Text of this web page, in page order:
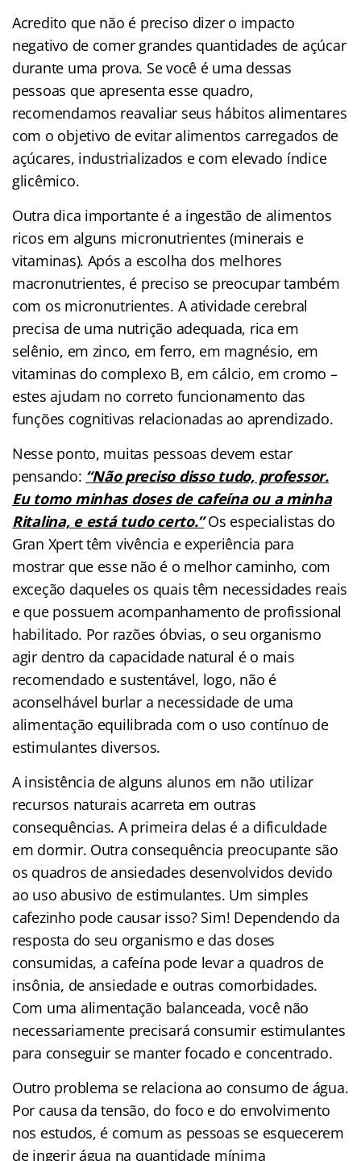
Acredito que não é preciso dizer o impacto
negativo de comer grandes quantidades de açúcar
durante uma prova. Se você é uma dessas
pessoas que apresenta esse quadro,
recomendamos reavaliar seus hábitos alimentares
com o objetivo de evitar alimentos carregados de
açúcares, industrializados e com elevado índice
glicêmico.
Outra dica importante é a ingestão de alimentos
ricos em alguns micronutrientes (minerais e
vitaminas). Após a escolha dos melhores
macronutrientes, é preciso se preocupar também
com os micronutrientes. A atividade cerebral
precisa de uma nutrição adequada, rica em
selênio, em zinco, em ferro, em magnésio, em
vitaminas do complexo B, em cálcio, em cromo –
estes ajudam no correto funcionamento das
funções cognitivas relacionadas ao aprendizado.
Nesse ponto, muitas pessoas devem estar
pensando: “Não preciso disso tudo, professor.
Eu tomo minhas doses de cafeína ou a minha
Ritalina, e está tudo certo.”Os especialistas do
Gran Xpert têm vivência e experiência para
mostrar que esse não é o melhor caminho, com
exceção daqueles os quais têm necessidades reais
e que possuem acompanhamento de profissional
habilitado. Por razões óbvias, o seu organismo
agir dentro da capacidade natural é o mais
recomendado e sustentável, logo, não é
aconselhável burlar a necessidade de uma
alimentação equilibrada com o uso contínuo de
estimulantes diversos.
A insistência de alguns alunos em não utilizar
recursos naturais acarreta em outras
consequências. A primeira delas é a dificuldade
em dormir. Outra consequência preocupante são
os quadros de ansiedades desenvolvidos devido
ao uso abusivo de estimulantes. Um simples
cafezinho pode causar isso? Sim! Dependendo da
resposta do seu organismo e das doses
consumidas, a cafeína pode levar a quadros de
insônia, de ansiedade e outras comorbidades.
Com uma alimentação balanceada, você não
necessariamente precisará consumir estimulantes
para conseguir se manter focado e concentrado.
Outro problema se relaciona ao consumo de água.
Por causa da tensão, do foco e do envolvimento
nos estudos, é comum as pessoas se esquecerem
de ingerir água na quantidade mínima